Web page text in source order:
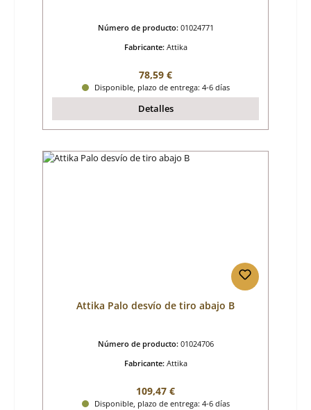
Número de producto: 01024771
Fabricante: Attika
Precio normal:
78,59 €
Disponible, plazo de entrega: 4-6 días
Detalles
Attika Palo desvío de tiro abajo B
Número de producto: 01024706
Fabricante: Attika
Precio normal:
109,47 €
Disponible, plazo de entrega: 4-6 días